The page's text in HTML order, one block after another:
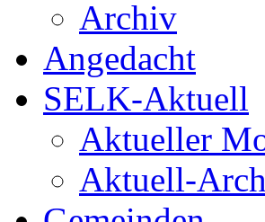
Archiv
Angedacht
SELK-Aktuell
Aktueller
Aktuell-